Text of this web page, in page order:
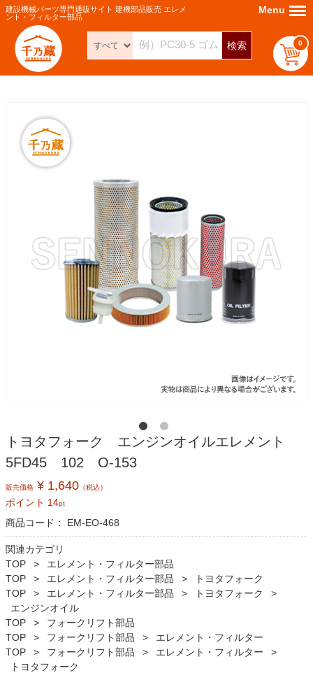
建設機械パーツ専門通販サイト 建機部品販売 エレメ
ント・フィルター部品
検索 0
Menu Menu
トヨタフォーク エンジンオイルエレメント
5FD45 102 O-153
販売価格 ¥ 1,640 （税込）
ポイント 14pt
商品コード： EM-EO-468
関連カテゴリ
TOP
エレメント・フィルター部品
TOP
エレメント・フィルター部品
トヨタフォーク
TOP
エレメント・フィルター部品
トヨタフォーク
エンジンオイル
TOP
フォークリフト部品
TOP
フォークリフト部品
エレメント・フィルター
TOP
フォークリフト部品
エレメント・フィルター
トヨタフォーク